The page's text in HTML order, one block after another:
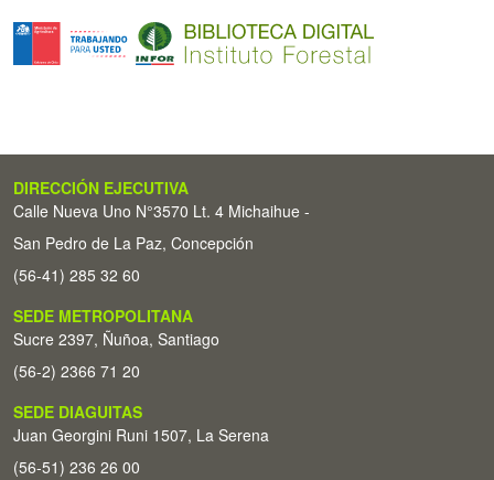
DIRECCIÓN EJECUTIVA
Calle Nueva Uno N°3570 Lt. 4 Michaihue -
San Pedro de La Paz, Concepción
(56-41) 285 32 60
SEDE METROPOLITANA
Sucre 2397, Ñuñoa, Santiago
(56-2) 2366 71 20
SEDE DIAGUITAS
Juan Georgini Runi 1507, La Serena
(56-51) 236 26 00